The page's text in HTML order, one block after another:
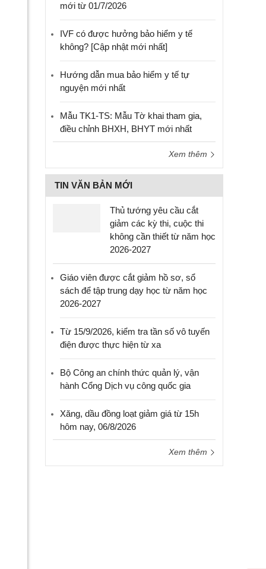
mới từ 01/7/2026
IVF có được hưởng bảo hiểm y tế
không? [Cập nhật mới nhất]
Hướng dẫn mua bảo hiểm y tế tự
nguyện mới nhất
Mẫu TK1-TS: Mẫu Tờ khai tham gia,
điều chỉnh BHXH, BHYT mới nhất
Xem thêm
TIN VĂN BẢN MỚI
Thủ tướng yêu cầu cắt
giảm các kỳ thi, cuộc thi
không cần thiết từ năm học
2026-2027
Giáo viên được cắt giảm hồ sơ, sổ
sách để tập trung dạy học từ năm học
2026-2027
Từ 15/9/2026, kiểm tra tần số vô tuyến
điện được thực hiện từ xa
Bộ Công an chính thức quản lý, vận
hành Cổng Dịch vụ công quốc gia
Xăng, dầu đồng loạt giảm giá từ 15h
hôm nay, 06/8/2026
Xem thêm